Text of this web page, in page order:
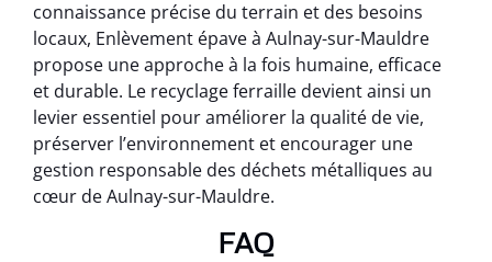
connaissance précise du terrain et des besoins
locaux, Enlèvement épave à Aulnay-sur-Mauldre
propose une approche à la fois humaine, efficace
et durable. Le recyclage ferraille devient ainsi un
levier essentiel pour améliorer la qualité de vie,
préserver l’environnement et encourager une
gestion responsable des déchets métalliques au
cœur de Aulnay-sur-Mauldre.
FAQ